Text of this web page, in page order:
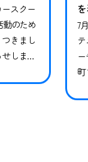
スクー
動のため
きまし
しま
込みな
のトレ
7
っ